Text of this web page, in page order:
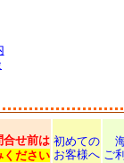
合せ前は
ください
初めての
お客様へ ご